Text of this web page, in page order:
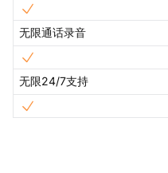
无限通话录音
无限24/7支持